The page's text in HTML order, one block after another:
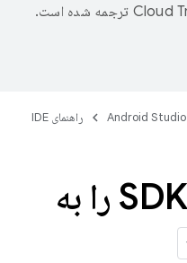
ترجمه شده است.
Android Studio راهنمای IDE
ابزارهای IDE و SDK را به